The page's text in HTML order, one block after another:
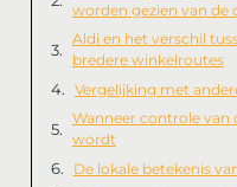
worden gezien van de
Aldi en het verschil
bredere winkelroutes
Vergelijking met
Wanneer controle van
wordt
De lokale betekenis